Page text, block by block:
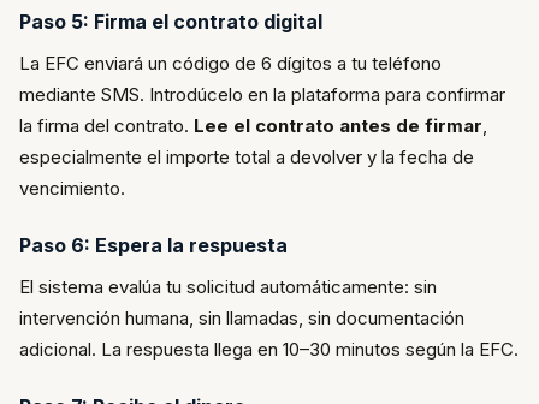
Paso 5: Firma el contrato digital
La EFC enviará un código de 6 dígitos a tu teléfono
mediante SMS. Introdúcelo en la plataforma para confirmar
la firma del contrato. Lee el contrato antes de firmar,
especialmente el importe total a devolver y la fecha de
vencimiento.
Paso 6: Espera la respuesta
El sistema evalúa tu solicitud automáticamente: sin
intervención humana, sin llamadas, sin documentación
adicional. La respuesta llega en 10–30 minutos según la EFC.